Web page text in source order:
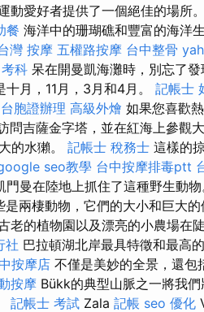
動愛好者提供了一個絕佳的場所。
餐 海洋中的珊瑚礁和豐富的海洋
灣 按摩 五權路按摩 台中整骨
科 呆在開曼凱海灘時，別忘了
月，11月，3月和4月。 記帳士
台胞證辦理 高級外燴 如果您喜歡
問吉薩金字塔，並在紅海上參觀
的水獺。 記帳士 稅務士 這樣的
seo教學 台中按摩排毒ptt
曼在陸地上抓住了這種野生動物
是兩棲動物，它們的大小和巨大
老的植物園以及漂亮的小農場在
社 巴拉頓湖北岸最具特徵和最高
按摩店 不僅是美妙的全景，還包
按摩 Bükk的典型山脈之一將我
記帳士 考試 Zala 記帳 seo 優化